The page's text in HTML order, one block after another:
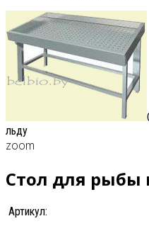
льду
zoom
Стол для рыбы
Артикул: